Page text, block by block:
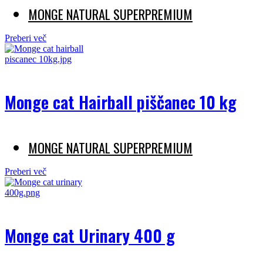
MONGE NATURAL SUPERPREMIUM
Preberi več
Monge cat Hairball piščanec 10 kg
MONGE NATURAL SUPERPREMIUM
Preberi več
Monge cat Urinary 400 g